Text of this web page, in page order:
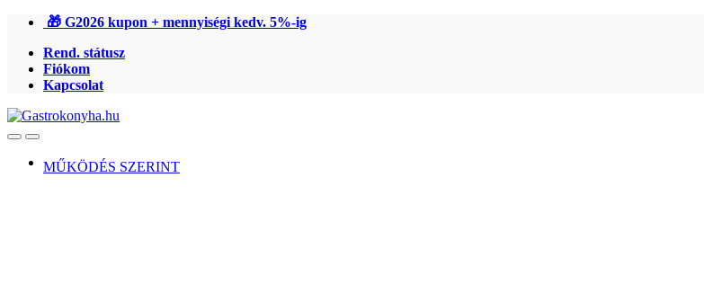
Ugrás
navigációhoz
Ugrás
tartalomra
🎁 G2026 kupon + mennyiségi kedv. 5%-ig
Rend. státusz
Fiókom
Kapcsolat
OpenClose
MŰKÖDÉS SZERINT